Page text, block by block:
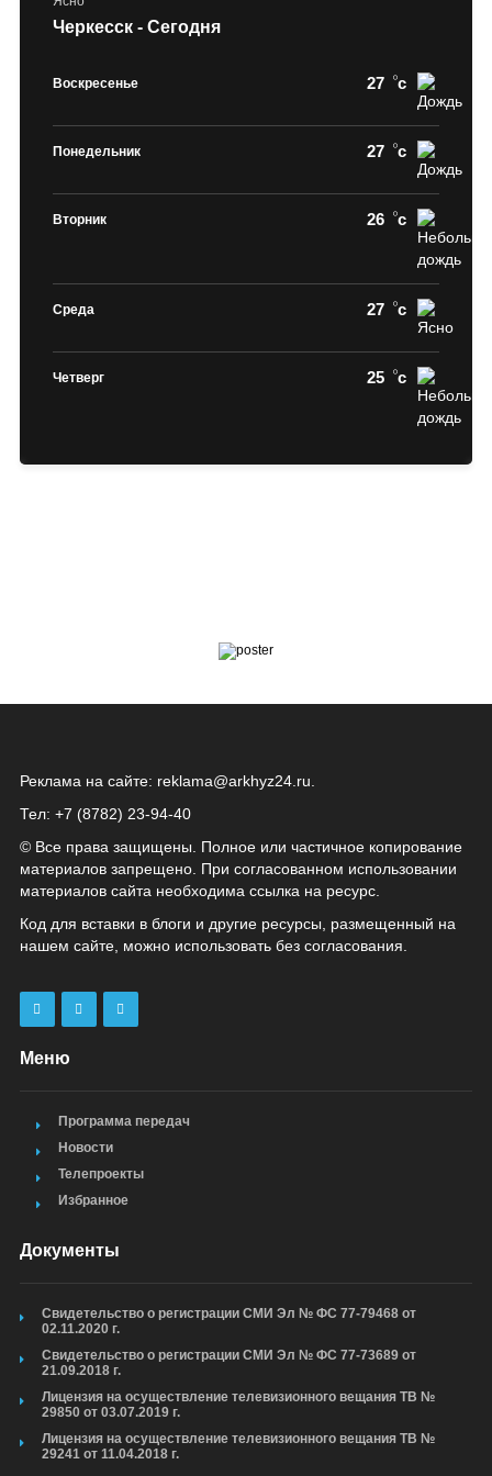
Черкесск - Сегодня
Воскресенье 27 c
Понедельник 27 c
Вторник 26 c
Среда 27 c
Четверг 25 c
Реклама на сайте: reklama@arkhyz24.ru
Тел: +7 (8782) 23‑94‑40
© Все права защищены. Полное или частичное копирование
материалов запрещено. При согласованном использовании
материалов сайта необходима ссылка на ресурс.
Код для вставки в блоги и другие ресурсы, размещенный на
нашем сайте, можно использовать без согласования.
Меню
Программа передач
Новости
Телепроекты
Избранное
Документы
Свидетельство о регистрации СМИ Эл № ФС 77-79468 от
02.11.2020 г.
Свидетельство о регистрации СМИ Эл № ФС 77-73689 от
21.09.2018 г.
Лицензия на осуществление телевизионного вещания ТВ №
29850 от 03.07.2019 г.
Лицензия на осуществление телевизионного вещания ТВ №
29241 от 11.04.2018 г.